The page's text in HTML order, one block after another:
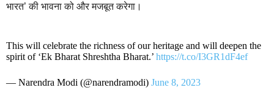
भारत’ की भावना को और मजबूत करेगा।
This will celebrate the richness of our heritage and will deepen the
spirit of ‘Ek Bharat Shreshtha Bharat.’ https://t.co/I3GR1dF4ef
— Narendra Modi (@narendramodi) June 8, 2023